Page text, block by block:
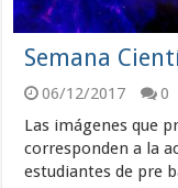
Semana
06/12/2017
0
Las imágenes que
corresponden a la
estudiantes de pre